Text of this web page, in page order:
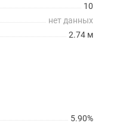
10
нет данных
2.74 м
5.90%